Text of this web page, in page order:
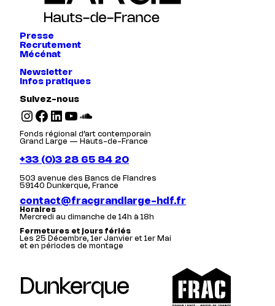
Presse
Recrutement
Mécénat
Newsletter
Infos pratiques
Suivez-nous
Instagram Facebook LinkedIn YouTube SoundCloud
Fonds régional d’art contemporain
Grand Large — Hauts-de-France
+33 (0)3 28 65 84 20
503 avenue des Bancs de Flandres
59140 Dunkerque, France
contact@fracgrandlarge-hdf.fr
Horaires
Mercredi au dimanche de 14h à 18h
Fermetures et jours fériés
Les 25 Décembre, 1er Janvier et 1er Mai
et en périodes de montage
Dunkerque